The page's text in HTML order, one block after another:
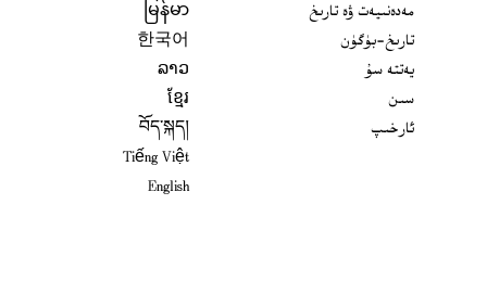
مەدەنىيەت ۋە تارىخ
تارىخ-بۈگۈن
يەتتە سۇ
سىن
ئارخىپ
မြန်မာ
한국어
ລາວ
ខ្មែរ
བོད་སྐད།
Tiếng Việt
English